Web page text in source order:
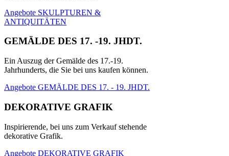
Angebote SKULPTUREN &
ANTIQUITÄTEN
GEMÄLDE DES 17. -19. JHDT.
Ein Auszug der Gemälde des 17.-19.
Jahrhunderts, die Sie bei uns kaufen können.
Angebote GEMÄLDE DES 17. - 19. JHDT.
DEKORATIVE GRAFIK
Inspirierende, bei uns zum Verkauf stehende
dekorative Grafik.
Angebote DEKORATIVE GRAFIK